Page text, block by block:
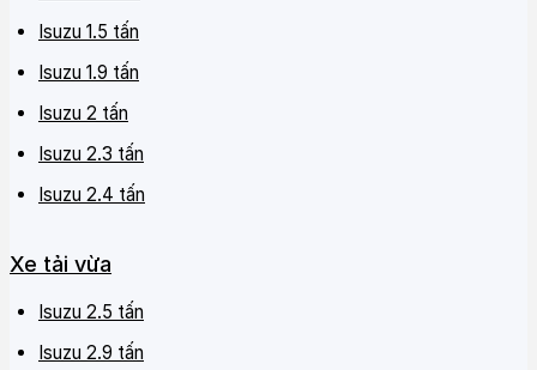
Isuzu 1.5 tấn
Isuzu 1.9 tấn
Isuzu 2 tấn
Isuzu 2.3 tấn
Isuzu 2.4 tấn
Xe tải vừa
Isuzu 2.5 tấn
Isuzu 2.9 tấn